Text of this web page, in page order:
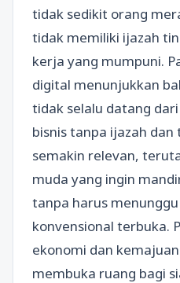
tidak sedikit orang
tidak memiliki ijazah
kerja yang mumpuni.
digital menunjukkan
tidak selalu datang
bisnis tanpa ijazah
semakin relevan,
muda yang ingin
tanpa harus
konvensional terbuka.
ekonomi dan
membuka ruang bagi